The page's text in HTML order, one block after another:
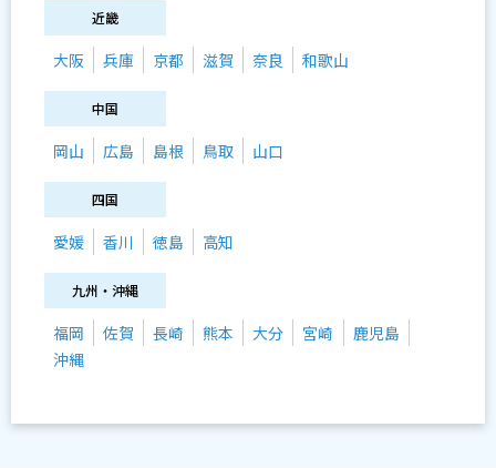
近畿
大阪 兵庫 京都 滋賀 奈良 和歌山
中国
岡山 広島 島根 鳥取 山口
四国
愛媛 香川 徳島 高知
九州・沖縄
福岡 佐賀 長崎 熊本 大分 宮崎
鹿児島
沖縄